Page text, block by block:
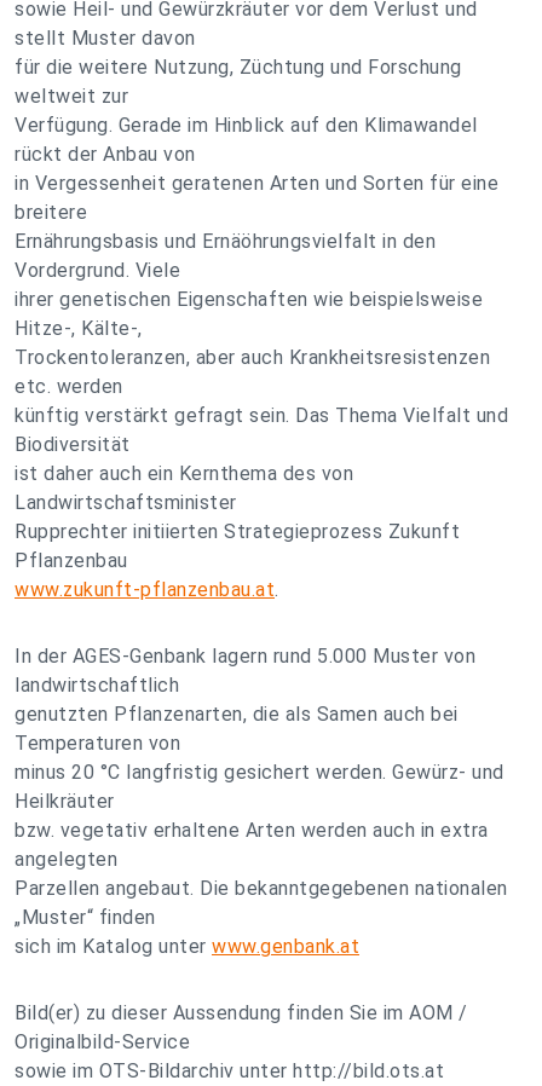
sowie Heil- und Gewürzkräuter vor dem Verlust und
stellt Muster davon
für die weitere Nutzung, Züchtung und Forschung
weltweit zur
Verfügung. Gerade im Hinblick auf den Klimawandel
rückt der Anbau von
in Vergessenheit geratenen Arten und Sorten für eine
breitere
Ernährungsbasis und Ernäöhrungsvielfalt in den
Vordergrund. Viele
ihrer genetischen Eigenschaften wie beispielsweise
Hitze-, Kälte-,
Trockentoleranzen, aber auch Krankheitsresistenzen
etc. werden
künftig verstärkt gefragt sein. Das Thema Vielfalt und
Biodiversität
ist daher auch ein Kernthema des von
Landwirtschaftsminister
Rupprechter initiierten Strategieprozess Zukunft
Pflanzenbau
www.zukunft-pflanzenbau.at.
In der AGES-Genbank lagern rund 5.000 Muster von
landwirtschaftlich
genutzten Pflanzenarten, die als Samen auch bei
Temperaturen von
minus 20 °C langfristig gesichert werden. Gewürz- und
Heilkräuter
bzw. vegetativ erhaltene Arten werden auch in extra
angelegten
Parzellen angebaut. Die bekanntgegebenen nationalen
„Muster“ finden
sich im Katalog unter www.genbank.at
Bild(er) zu dieser Aussendung finden Sie im AOM /
Originalbild-Service
sowie im OTS-Bildarchiv unter http://bild.ots.at